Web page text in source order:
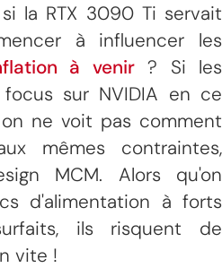
la RTX 3090 Ti servait
à influencer les
à venir? Si les
sur NVIDIA en ce
ne voit pas comment
mêmes contraintes,
MCM. Alors qu'on
d'alimentation à forts
ils risquent de
vite !